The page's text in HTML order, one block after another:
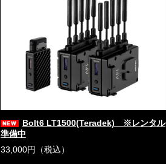
Bolt6 LT1500(Teradek) ※レンタル
準備中
33,000円（税込）